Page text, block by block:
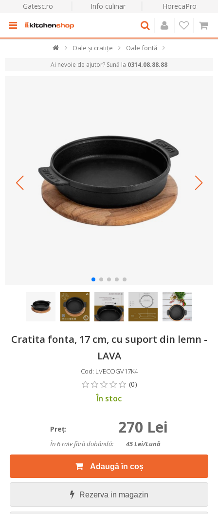
Gatesc.ro Info culinar HorecaPro
Oale și cratițe Oale fontă
Ai nevoie de ajutor? Sună la 0314.08.88.88
Cratita fonta, 17 cm, cu suport din lemn -
LAVA
Cod: LVECOGV17K4
În stoc
Preţ: 270 Lei
În 6 rate fără dobândă: 45Lei/lună
Adaugă în coș
Rezerva in magazin